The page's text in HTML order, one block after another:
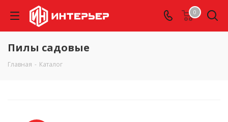
0
Пилы садовые
Главная - Каталог